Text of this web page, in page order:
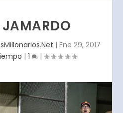
| Ene 29, 2017
| 1 |